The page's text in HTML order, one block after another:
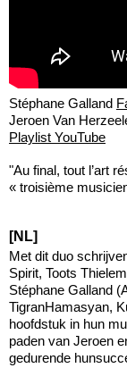
Stéphane Galland
Jeroen Van
Playlist YouTube
"Au final, tout l’art
« troisième
[NL]
Met dit duo
Spirit, Toots
Stéphane Galland
TigranHamasyan,
hoofdstuk in hun
paden van Jeroen
gedurende